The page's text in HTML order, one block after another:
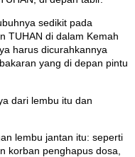
sedikit pada
TUHAN di dalam Kemah
harus dicurahkannya
yang di depan pintu
dari lembu itu dan
lembu jantan itu: seperti
korban penghapus dosa,